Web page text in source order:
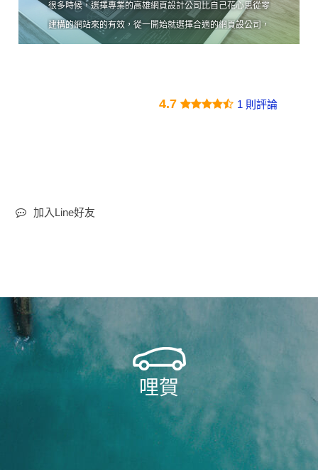
很多時候，選擇專業的高雄網頁設計公司比自己花心思從零
建構的網站來的有效，從一開始就選擇合適的網頁設公司，
避免進行過多的工作，這可能既昂貴又耗時。除了頁面整
決使用上遇到的困難，你不需要負擔投資了大把時間卻處理
4.7 1 則評論
加入Line好友
哩賀